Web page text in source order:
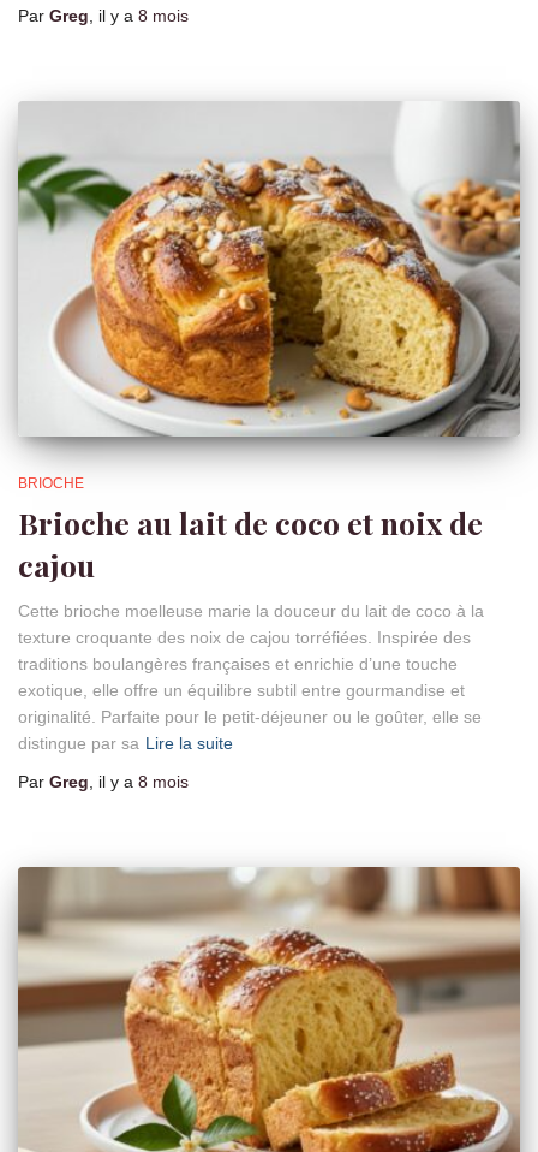
Par Greg , il y a 8 mois
BRIOCHE
Brioche au lait de coco et noix de
cajou
Cette brioche moelleuse marie la douceur du lait de coco à la
texture croquante des noix de cajou torréfiées. Inspirée des
traditions boulangères françaises et enrichie d’une touche
exotique, elle offre un équilibre subtil entre gourmandise et
originalité. Parfaite pour le petit-déjeuner ou le goûter, elle se
distingue par sa Lire la suite
Par Greg , il y a 8 mois